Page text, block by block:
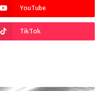
YouTube
TikTok